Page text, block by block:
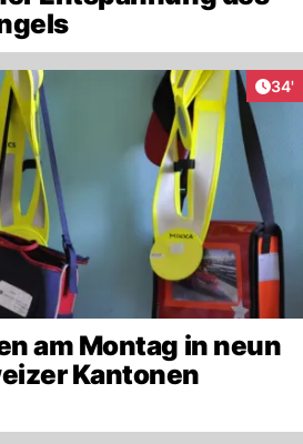
34'
am Montag in neun
Kantonen